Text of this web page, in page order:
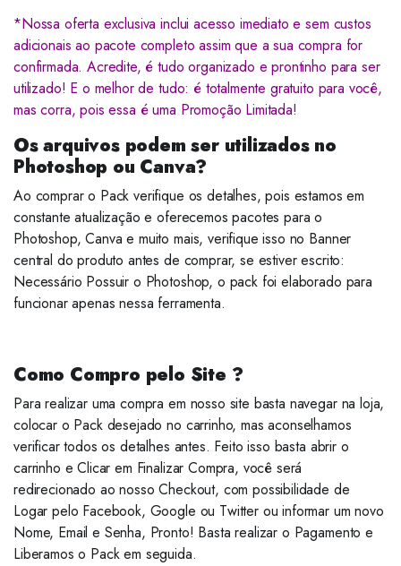
*Nossa oferta exclusiva inclui acesso imediato e sem custos
adicionais ao pacote completo assim que a sua compra for
confirmada. Acredite, é tudo organizado e prontinho para ser
utilizado! E o melhor de tudo: é totalmente gratuito para você,
mas corra, pois essa é uma Promoção Limitada!
Os arquivos podem ser utilizados no
Photoshop ou Canva?
Ao comprar o Pack verifique os detalhes, pois estamos em
constante atualização e oferecemos pacotes para o
Photoshop, Canva e muito mais, verifique isso no Banner
central do produto antes de comprar, se estiver escrito:
Necessário Possuir o Photoshop, o pack foi elaborado para
funcionar apenas nessa ferramenta.
Como Compro pelo Site ?
Para realizar uma compra em nosso site basta navegar na loja,
colocar o Pack desejado no carrinho, mas aconselhamos
verificar todos os detalhes antes. Feito isso basta abrir o
carrinho e Clicar em Finalizar Compra, você será
redirecionado ao nosso Checkout, com possibilidade de
Logar pelo Facebook, Google ou Twitter ou informar um novo
Nome, Email e Senha, Pronto! Basta realizar o Pagamento e
Liberamos o Pack em seguida.